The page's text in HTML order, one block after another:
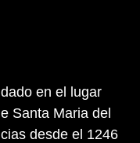
en el lugar
Santa Maria del
desde el 1246